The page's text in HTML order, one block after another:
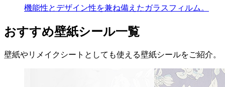
機能性とデザイン性を兼ね備えたガラスフィルム。
おすすめ壁紙シール一覧
壁紙やリメイクシートとしても使える壁紙シールをご紹介。